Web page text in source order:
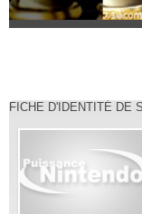
FICHE D'IDENTITÉ DE